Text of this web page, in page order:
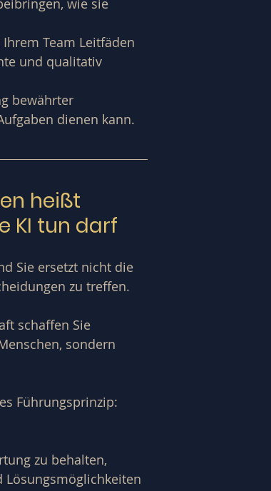
wie sie
Team Leitfäden
und qualitativ
bewährter
dienen kann.
heißt
KI tun darf
Sie ersetzt nicht die
zu treffen.
schaffen Sie
sondern
Führungsprinzip:
zu behalten,
Lösungsmöglichkeiten